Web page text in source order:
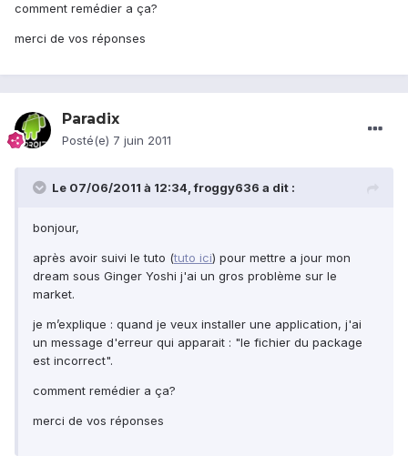
comment remédier a ça?
merci de vos réponses
Paradix
Posté(e) 7 juin 2011
Le 07/06/2011 à 12:34, froggy636 a dit :
bonjour,
après avoir suivi le tuto (tuto ici) pour mettre a jour mon
dream sous Ginger Yoshi j'ai un gros problème sur le
market.
je m’explique : quand je veux installer une application, j'ai
un message d'erreur qui apparait : "le fichier du package
est incorrect".
comment remédier a ça?
merci de vos réponses